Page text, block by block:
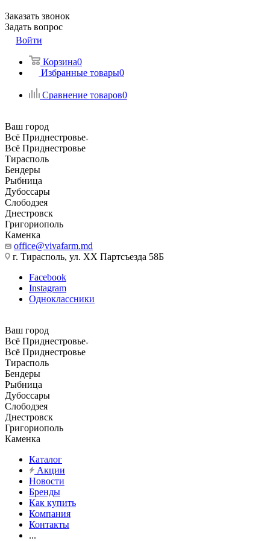
Заказать звонок
Задать вопрос
Войти
Корзина0
Избранные товары0
Сравнение товаров0
Ваш город
Всё Приднестровье
Всё Приднестровье
Тирасполь
Бендеры
Рыбница
Дубоссары
Слободзея
Днестровск
Григориополь
Каменка
office@vivafarm.md
г. Тирасполь, ул. ХХ Партсъезда 58Б
Facebook
Instagram
Одноклассники
Ваш город
Всё Приднестровье
Всё Приднестровье
Тирасполь
Бендеры
Рыбница
Дубоссары
Слободзея
Днестровск
Григориополь
Каменка
Каталог
Акции
Новости
Бренды
Как купить
Компания
Контакты
...